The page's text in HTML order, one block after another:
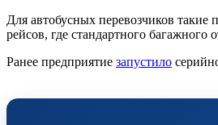
Для автобусных перевозчиков
рейсов, где стандартного багажного
Ранее предприятие запустило